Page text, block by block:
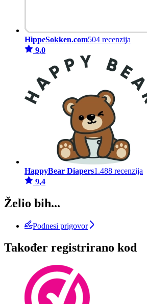
HippeSokken.com504 recenzija
9,0
HappyBear Diapers1.488 recenzija
9,4
Želio bih...
Podnesi prigovor
Također registrirano kod